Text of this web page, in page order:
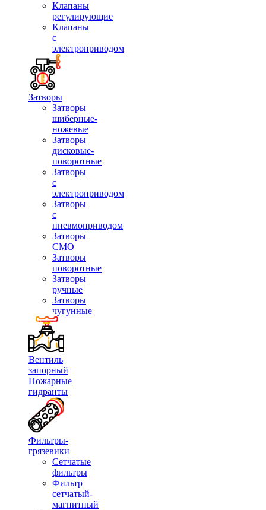
Клапаны
регулирующие
Клапаны
с
электроприводом
Затворы
Затворы
шиберные-
ножевые
Затворы
дисковые-
поворотные
Затворы
с
электроприводом
Затворы
с
пневмоприводом
Затворы
СМО
Затворы
поворотные
Затворы
ручные
Затворы
чугунные
Вентиль
запорный
Пожарные
гидранты
Фильтры-
грязевики
Сетчатые
фильтры
Фильтр
сетчатый-
магнитный